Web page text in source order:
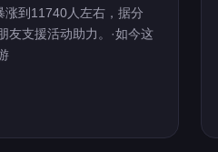
涨到11740人左右，据分
友支援活动助力。·如今这